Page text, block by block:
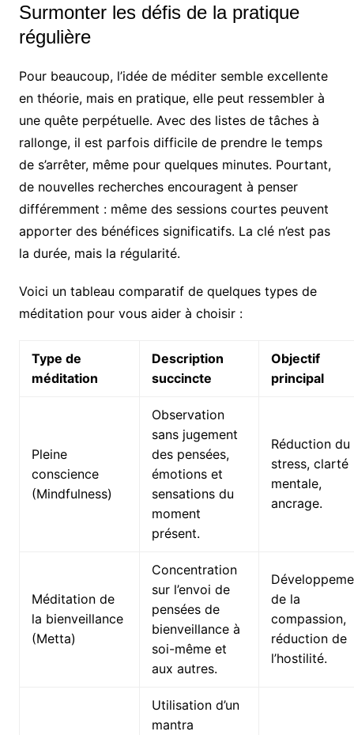
Surmonter les défis de la pratique
régulière
Pour beaucoup, l’idée de méditer semble excellente
en théorie, mais en pratique, elle peut ressembler à
une quête perpétuelle. Avec des listes de tâches à
rallonge, il est parfois difficile de prendre le temps
de s’arrêter, même pour quelques minutes. Pourtant,
de nouvelles recherches encouragent à penser
différemment : même des sessions courtes peuvent
apporter des bénéfices significatifs. La clé n’est pas
la durée, mais la régularité.
Voici un tableau comparatif de quelques types de
méditation pour vous aider à choisir :
Type de
méditation
Description
succincte
Objectif
principal
Pleine
conscience
(Mindfulness)
Observation
sans jugement
des pensées,
émotions et
sensations du
moment
présent.
Réduction du
stress, clarté
mentale,
ancrage.
Méditation de
la bienveillance
(Metta)
Concentration
sur l’envoi de
pensées de
bienveillance à
soi-même et
aux autres.
de la
compassion,
réduction de
l’hostilité.
Utilisation d’un
mantra